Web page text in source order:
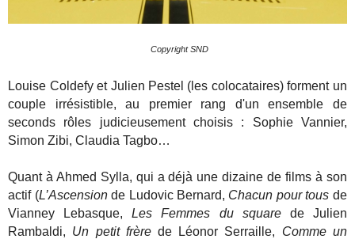
Copyright SND
Louise Coldefy et Julien Pestel (les colocataires) forment un
couple irrésistible, au premier rang d'un ensemble de
seconds rôles judicieusement choisis : Sophie Vannier,
Simon Zibi, Claudia Tagbo…
Quant à Ahmed Sylla, qui a déjà une dizaine de films à son
actif (L’Ascensionde Ludovic Bernard, Chacun pour tous de
Vianney Lebasque,Les Femmes du square de Julien
Rambaldi, Un petit frèrede Léonor Serraille, Comme un